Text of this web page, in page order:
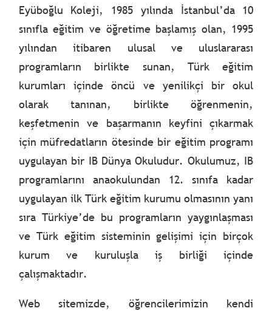
Eyüboğlu Koleji, 1985 yılında İstanbul’da 10
sınıfla eğitim ve öğretime başlamış olan, 1995
yılından itibaren ulusal ve uluslararası
programların birlikte sunan, Türk eğitim
kurumları içinde öncü ve yenilikçi bir okul
olarak tanınan, birlikte öğrenmenin,
keşfetmenin ve başarmanın keyfini çıkarmak
için müfredatların ötesinde bir eğitim programı
uygulayan bir IB Dünya Okuludur. Okulumuz, IB
programlarını anaokulundan 12. sınıfa kadar
uygulayan ilk Türk eğitim kurumu olmasının yanı
sıra Türkiye’de bu programların yaygınlaşması
ve Türk eğitim sisteminin gelişimi için birçok
kurum ve kuruluşla iş birliği içinde
çalışmaktadır.
Web sitemizde, öğrencilerimizin kendi